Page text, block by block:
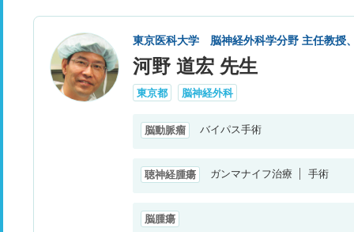
東京医科大学 脳神経外科学分野 主任教
河野 道宏 先生
東京都 脳神経外科
脳動脈瘤 バイパス手術
聴神経腫瘍 ガンマナイフ治療 手術
脳腫瘍